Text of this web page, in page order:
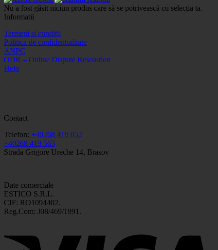
Nu a fost găsit niciun produs care să se potrivească cu selecția ta.
Informatii
Termeni si conditii
Politica de confidentialitate
ANPC
ODR – Online Dispute Resolution
Help
Contact
Telefon: +40268 419 052
+40268 419 563
Strada Grigore Ureche 14, Brasov
Date comerciale
ESTICO S.R.L.
CIF: RO1094402.
Reg.Com: J08/469/1991.